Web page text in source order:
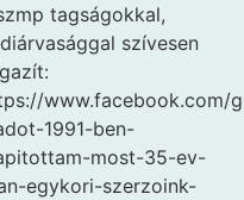
tagságokkal,
szívesen
www.facebook.com/
1991-ben-
most-35-ev-
egykori-szerzoink-